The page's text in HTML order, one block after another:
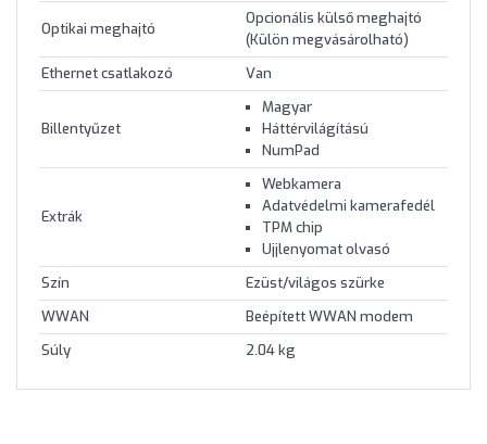
Optikai meghajtó
Opcionális külső meghajtó
(Külön megvásárolható)
Ethernet csatlakozó
Van
Billentyűzet
Magyar
Háttérvilágítású
NumPad
Extrák
Webkamera
Adatvédelmi kamerafedél
TPM chip
Ujjlenyomat olvasó
Szín
Ezüst/világos szürke
WWAN
Beépített WWAN modem
Súly
2.04 kg